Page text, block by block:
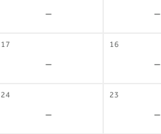
-
-
16
-
17
-
23
-
24
-